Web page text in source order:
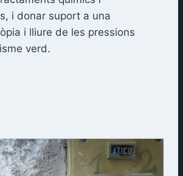
i donar suport a una
i lliure de les pressions
verd.